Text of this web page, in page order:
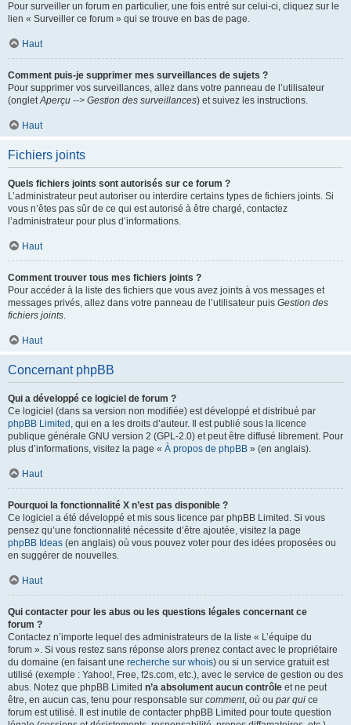
Pour surveiller un forum en particulier, une fois entré sur celui-ci, cliquez sur le
lien « Surveiller ce forum » qui se trouve en bas de page.
Haut
Comment puis-je supprimer mes surveillances de sujets ?
Pour supprimer vos surveillances, allez dans votre panneau de l’utilisateur
(ongletAperçu --> Gestion des surveillances) et suivez les instructions.
Haut
Fichiers joints
Quels fichiers joints sont autorisés sur ce forum ?
L’administrateur peut autoriser ou interdire certains types de fichiers joints. Si
vous n’êtes pas sûr de ce qui est autorisé à être chargé, contactez
l’administrateur pour plus d’informations.
Haut
Comment trouver tous mes fichiers joints ?
Pour accéder à la liste des fichiers que vous avez joints à vos messages et
messages privés, allez dans votre panneau de l’utilisateur puis Gestion des
fichiers joints.
Haut
Concernant phpBB
Qui a développé ce logiciel de forum ?
Ce logiciel (dans sa version non modifiée) est développé et distribué par
phpBB Limited , qui en a les droits d’auteur. Il est publié sous la licence
publique générale GNU version 2 (GPL-2.0) et peut être diffusé librement. Pour
plus d’informations, visitez la page « À propos de phpBB » (en anglais).
Haut
Pourquoi la fonctionnalité X n’est pas disponible ?
Ce logiciel a été développé et mis sous licence par phpBB Limited. Si vous
pensez qu’une fonctionnalité nécessite d’être ajoutée, visitez la page
phpBB Ideas (en anglais) où vous pouvez voter pour des idées proposées ou
en suggérer de nouvelles.
Haut
Qui contacter pour les abus ou les questions légales concernant ce
forum ?
Contactez n’importe lequel des administrateurs de la liste « L’équipe du
forum ». Si vous restez sans réponse alors prenez contact avec le propriétaire
du domaine (en faisant une recherche sur whois) ou si un service gratuit est
utilisé (exemple : Yahoo!, Free, f2s.com, etc.), avec le service de gestion ou des
abus. Notez que phpBB Limited n’a absolument aucun contrôle et ne peut
être, en aucun cas, tenu pour responsable sur comment, où ou par qui ce
forum est utilisé. Il est inutile de contacter phpBB Limited pour toute question